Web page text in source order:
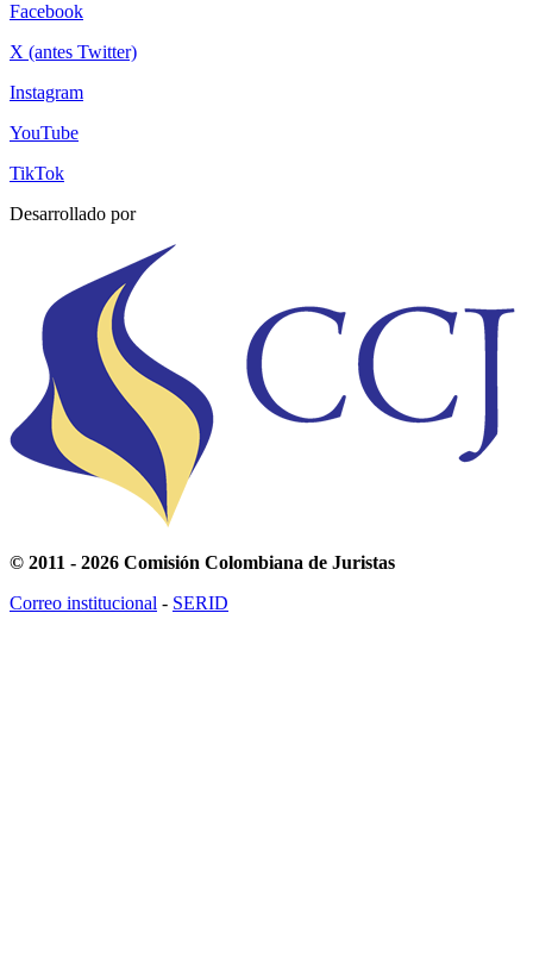
Facebook
X (antes Twitter)
Instagram
YouTube
TikTok
Desarrollado por
© 2011 - 2026 Comisión Colombiana de Juristas
Correo institucional - SERID